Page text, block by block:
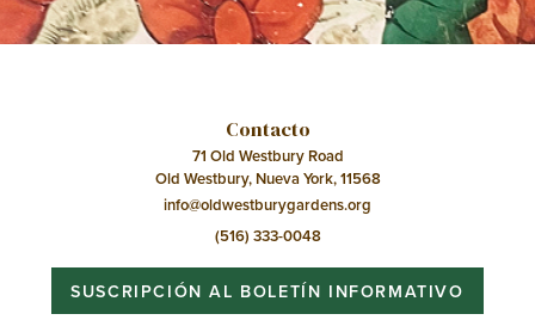
Contacto
71 Old Westbury Road
Old Westbury, Nueva York, 11568
info@oldwestburygardens.org
(516) 333-0048
SUSCRIPCIÓN AL BOLETÍN INFORMATIVO